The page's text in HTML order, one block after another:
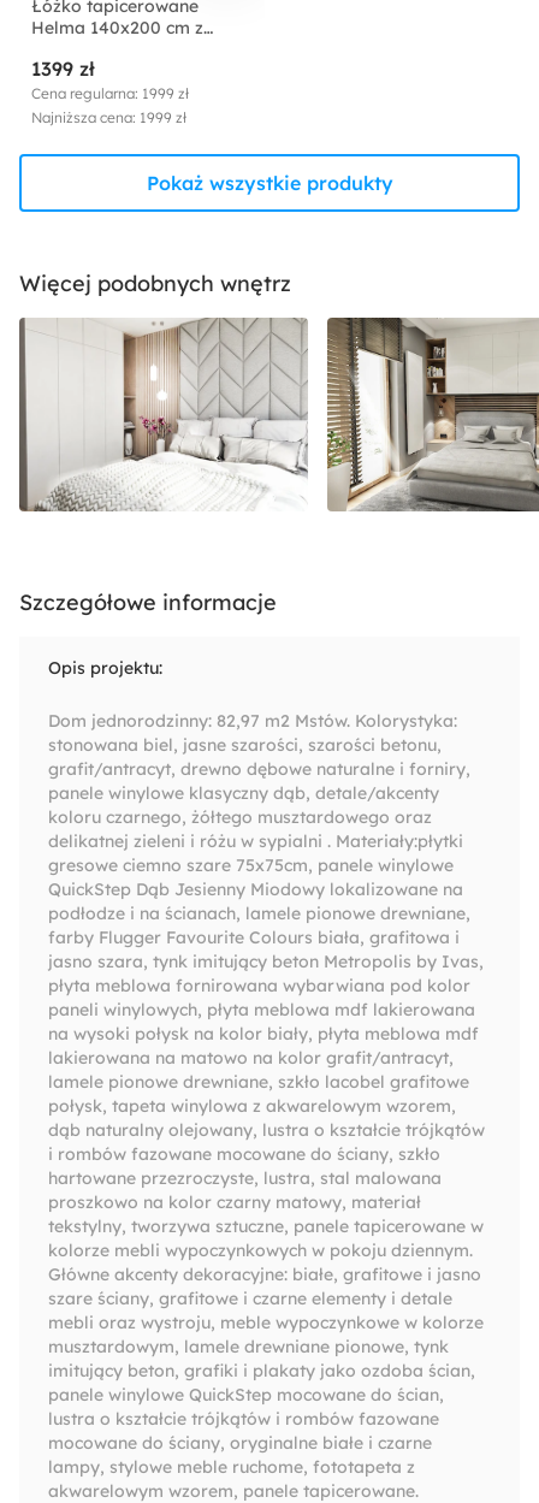
Łóżko tapicerowane
Helma 140x200 cm z
1399 zł
Cena regularna: 1999 zł
Najniższa cena: 1999 zł
Pokaż wszystkie produkty
Więcej podobnych wnętrz
Szczegółowe informacje
Opis projektu:
Dom jednorodzinny: 82,97 m2 Mstów. Kolorystyka:
stonowana biel, jasne szarości, szarości betonu,
grafit/antracyt, drewno dębowe naturalne i forniry,
panele winylowe klasyczny dąb, detale/akcenty
koloru czarnego, żółtego musztardowego oraz
delikatnej zieleni i różu w sypialni . Materiały:płytki
gresowe ciemno szare 75x75cm, panele winylowe
QuickStep Dąb Jesienny Miodowy lokalizowane na
podłodze i na ścianach, lamele pionowe drewniane,
farby Flugger Favourite Colours biała, grafitowa i
jasno szara, tynk imitujący beton Metropolis by Ivas,
płyta meblowa fornirowana wybarwiana pod kolor
paneli winylowych, płyta meblowa mdf lakierowana
na wysoki połysk na kolor biały, płyta meblowa mdf
lakierowana na matowo na kolor grafit/antracyt,
lamele pionowe drewniane, szkło lacobel grafitowe
połysk, tapeta winylowa z akwarelowym wzorem,
dąb naturalny olejowany, lustra o kształcie trójkątów
i rombów fazowane mocowane do ściany, szkło
hartowane przezroczyste, lustra, stal malowana
proszkowo na kolor czarny matowy, materiał
tekstylny, tworzywa sztuczne, panele tapicerowane w
kolorze mebli wypoczynkowych w pokoju dziennym.
Główne akcenty dekoracyjne: białe, grafitowe i jasno
szare ściany, grafitowe i czarne elementy i detale
mebli oraz wystroju, meble wypoczynkowe w kolorze
musztardowym, lamele drewniane pionowe, tynk
imitujący beton, grafiki i plakaty jako ozdoba ścian,
panele winylowe QuickStep mocowane do ścian,
lustra o kształcie trójkątów i rombów fazowane
mocowane do ściany, oryginalne białe i czarne
lampy, stylowe meble ruchome, fototapeta z
akwarelowym wzorem, panele tapicerowane.